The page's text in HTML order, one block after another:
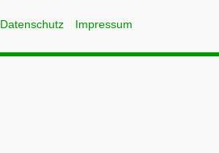
Datenschutz Impressum